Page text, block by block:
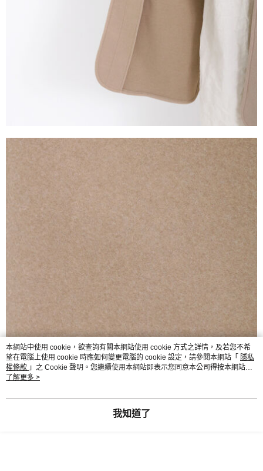
本網站中使用 cookie，欲查詢有關本網站使用 cookie 方式之詳情，及若您不希
望在電腦上使用 cookie 時應如何變更電腦的 cookie 設定，請參閱本網站「 隱私
權條款 」之 Cookie 聲明。您繼續使用本網站即表示您同意本公司得按本網站使
用條款之 Cookie 聲明使用 cookie。
了解更多 >
我知道了